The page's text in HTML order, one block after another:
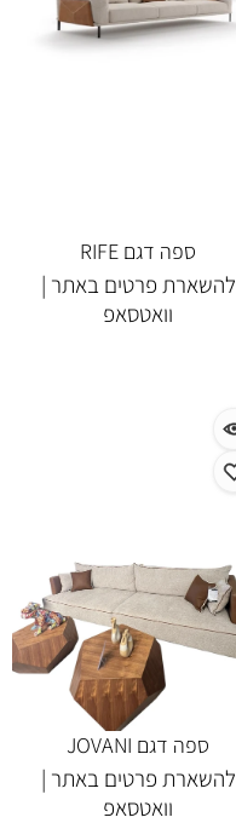
ספה דגם RIFE
להשארת פרטים באתר |
וואטסאפ
ספה דגם JOVANI
להשארת פרטים באתר |
וואטסאפ